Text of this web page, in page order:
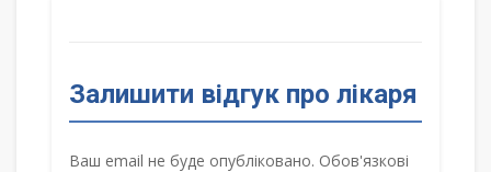
Залишити відгук про лікаря
Ваш email не буде опубліковано. Обов'язкові